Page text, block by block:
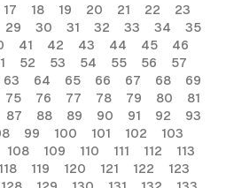
17 18 19 20 21 22
23
29 30 31 32 33 34
35
41 42 43 44 45
46
52 53 54 55 56
57
63 64 65 66 67 68
69
75 76 77 78 79 80
81
87 88 89 90 91 92
93
99 100 101 102
103
108 109 110 111 112
113
118 119 120 121 122
123